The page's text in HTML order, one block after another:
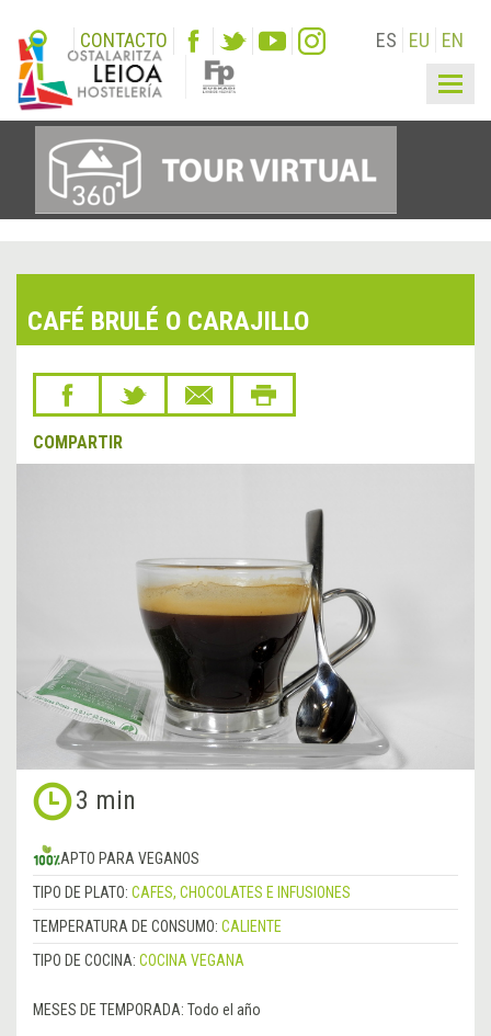
CONTACTO ES EU EN
CAFÉ BRULÉ O CARAJILLO
COMPARTIR
3 min
APTO PARA VEGANOS
TIPO DE PLATO: CAFES, CHOCOLATES E INFUSIONES
TEMPERATURA DE CONSUMO: CALIENTE
TIPO DE COCINA: COCINA VEGANA
MESES DE TEMPORADA: Todo el año